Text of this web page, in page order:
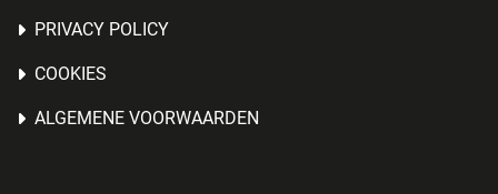
PRIVACY POLICY
COOKIES
ALGEMENE VOORWAARDEN